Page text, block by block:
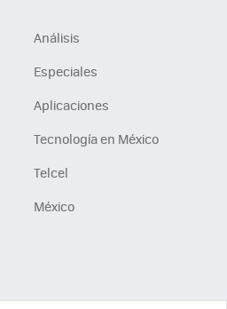
Análisis
Especiales
Aplicaciones
Tecnología en México
Telcel
México